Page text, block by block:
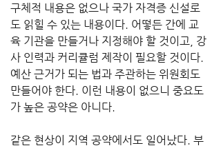
구체적 내용은 없으나 국가 자격증 신설로
도 읽힐 수 있는 내용이다. 어떻든 간에 교
육 기관을 만들거나 지정해야 할 것이고, 강
사 인력과 커리큘럼 제작이 필요할 것이다.
예산 근거가 되는 법과 주관하는 위원회도
만들어야 한다. 이런 내용이 없으니 중요도
가 높은 공약은 아니다.
같은 현상이 지역 공약에서도 일어났다. 부